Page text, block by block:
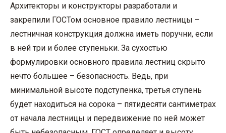
Архитекторы и конструкторы разработали и
закрепили ГОСТом основное правило лестницы –
лестничная конструкция должна иметь поручни, если
в ней три и более ступеньки. За сухостью
формулировки основного правила лестниц скрыто
нечто большее – безопасность. Ведь, при
минимальной высоте подступенка, третья ступень
будет находиться на сорока – пятидесяти сантиметрах
от начала лестницы и передвижение по ней может